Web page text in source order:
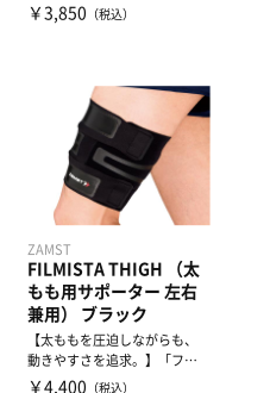
です。今治タオルブランド認
￥3,850 （税込）
ZAMST
FILMISTA THIGH （太
もも用サポーター 左右
兼用） ブラック
【太ももを圧迫しながらも、
動きやすさを追求。】「フィ
ルム」のように薄く、「安定
￥4,400 （税込）